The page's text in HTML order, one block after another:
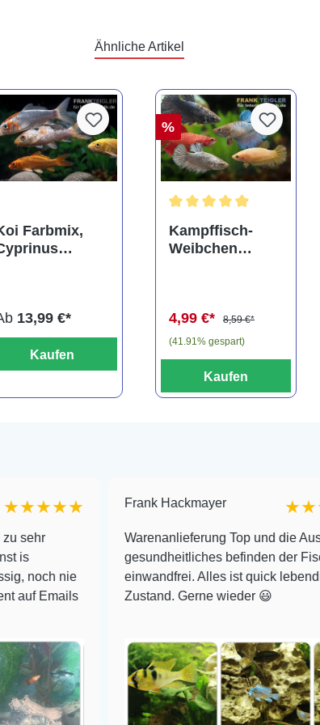
Ähnliche Artikel
Farbmix,
13,99 €*
Kaufen
%
Kampffisch-
Weibchen
4,99 €*
8,59 €*
(41.91% gespart)
Kaufen
Frank Hackmayer ★★★★
Warenanlieferung Top und die Auswahl plus
gesundheitliches befinden der Fische
einwandfrei. Alles ist quick lebendig und im
Zustand. Gerne wieder 😃